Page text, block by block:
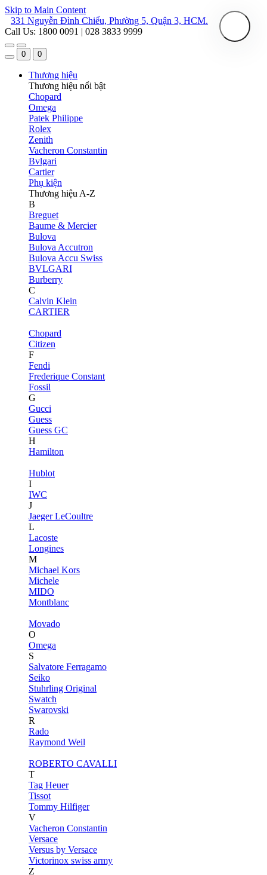
Skip to Main Content
331 Nguyễn Đình Chiểu, Phường 5, Quận 3, HCM.
Call Us: 1800 0091 | 028 3833 9999
0 0
Thương hiệu
Thương hiệu nổi bật
Chopard
Omega
Patek Philippe
Rolex
Zenith
Vacheron Constantin
Bvlgari
Cartier
Phụ kiện
Thương hiệu A-Z
B
Breguet
Baume & Mercier
Bulova
Bulova Accutron
Bulova Accu Swiss
BVLGARI
Burberry
C
Calvin Klein
CARTIER
Chopard
Citizen
F
Fendi
Frederique Constant
Fossil
G
Gucci
Guess
Guess GC
H
Hamilton
Hublot
I
IWC
J
Jaeger LeCoultre
L
Lacoste
Longines
M
Michael Kors
Michele
MIDO
Montblanc
Movado
O
Omega
S
Salvatore Ferragamo
Seiko
Stuhrling Original
Swatch
Swarovski
R
Rado
Raymond Weil
ROBERTO CAVALLI
T
Tag Heuer
Tissot
Tommy Hilfiger
V
Vacheron Constantin
Versace
Versus by Versace
Victorinox swiss army
Z